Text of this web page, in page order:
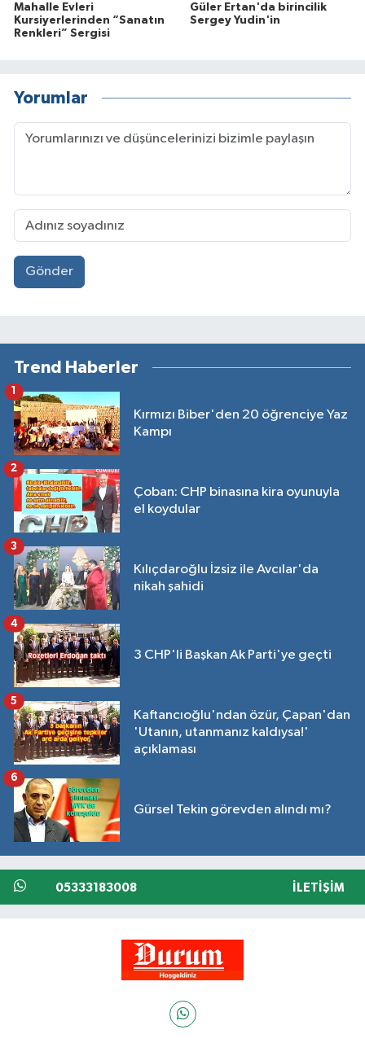
Mahalle Evleri
Kursiyerlerinden “Sanatın
Renkleri” Sergisi
Güler Ertan'da birincilik
Sergey Yudin'in
Yorumlar
Gönder
Trend Haberler
Kırmızı Biber'den 20 öğrenciye Yaz
Kampı
1
Çoban: CHP binasına kira oyunuyla
el koydular
2
Kılıçdaroğlu İzsiz ile Avcılar'da
nikah şahidi
3
3 CHP'li Başkan Ak Parti'ye geçti
4
Kaftancıoğlu'ndan özür, Çapan'dan
'Utanın, utanmanız kaldıysa!'
açıklaması
5
Gürsel Tekin görevden alındı mı?
6
05333183008 İLETIŞIM